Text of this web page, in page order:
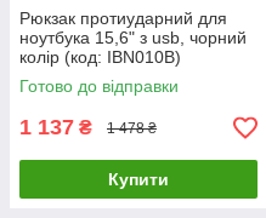
Рюкзак протиударний для
ноутбука 15,6" з usb, чорний
колір (код: IBN010B)
Готово до відправки
1 137 ₴ 1 478 ₴
Купити